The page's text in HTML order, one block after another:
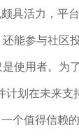
具活力，平
能参与社区
使用者。为
计划在未来
个值得信赖